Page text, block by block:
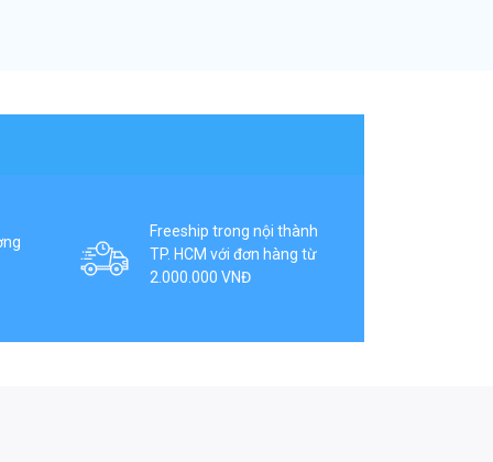
Freeship trong nội thành
TP. HCM với đơn hàng từ
2.000.000 VNĐ